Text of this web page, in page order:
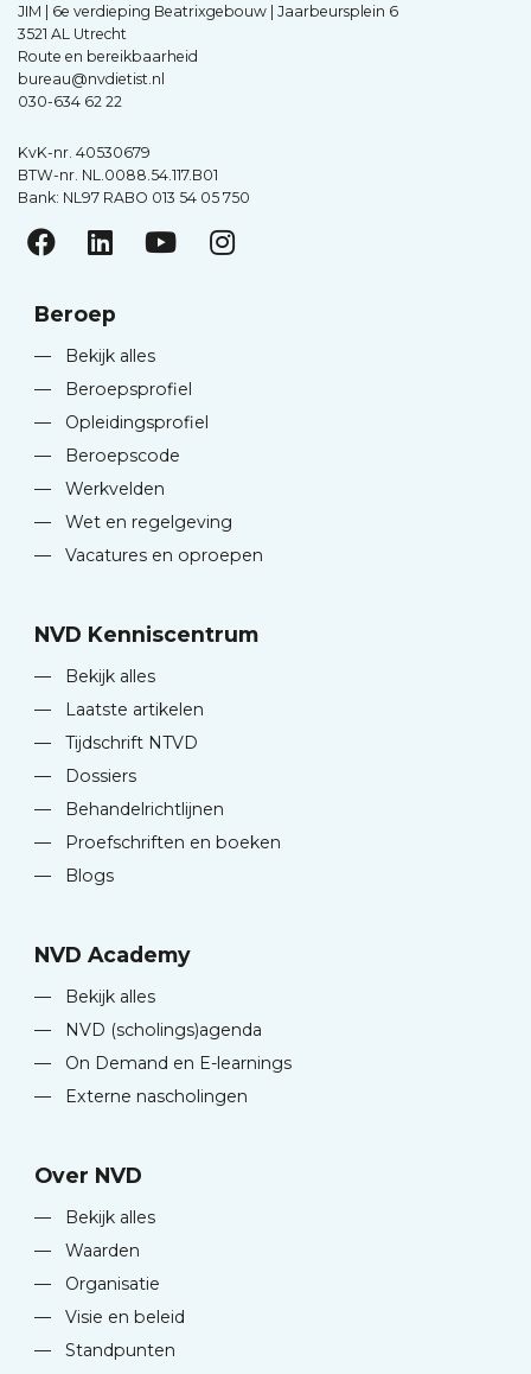
JIM | 6e verdieping Beatrixgebouw | Jaarbeursplein 6
3521 AL Utrecht
Route en bereikbaarheid
bureau@nvdietist.nl
030-634 62 22
KvK-nr. 40530679
BTW-nr. NL.0088.54.117.B01
Bank: NL97 RABO 013 54 05 750
Beroep
—
Bekijk alles
—
Beroepsprofiel
—
Opleidingsprofiel
—
Beroepscode
—
Werkvelden
—
Wet en regelgeving
—
Vacatures en oproepen
NVD Kenniscentrum
—
Bekijk alles
—
Laatste artikelen
—
Tijdschrift NTVD
—
Dossiers
—
Behandelrichtlijnen
—
Proefschriften en boeken
—
Blogs
NVD Academy
—
Bekijk alles
—
NVD (scholings)agenda
—
On Demand en E-learnings
—
Externe nascholingen
Over NVD
—
Bekijk alles
—
Waarden
—
Organisatie
—
Visie en beleid
—
Standpunten